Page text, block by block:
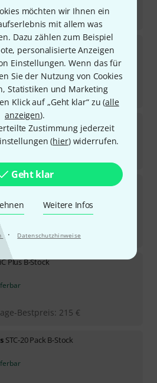
möchten wir Ihnen ein
mit allem was
Dazu zählen zum Beispiel
personalisierte Anzeigen
Einstellungen. Wenn das für
Sie der Nutzung von Cookies
Statistiken und Marketing
Klick auf „Geht klar“ zu (alle
anzeigen).
Zustimmung jederzeit
(hier) widerrufen.
Geht klar
Weitere Infos
· Datenschutzhinweise
308,90 €
B-Stock
Bestpreis:199 €
Axino Synergy Core B-Stock
WA-47jr SE B-Stock
Bestpreis:185 €
Plus B-Stock
Bestpreis: 215 €
STC-20 Pack B-Stock